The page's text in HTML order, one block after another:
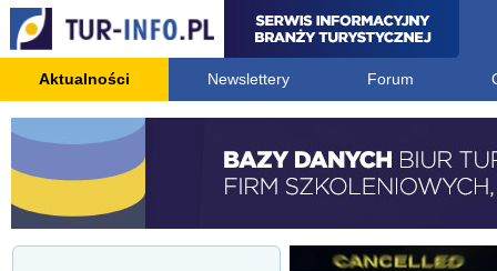
Aktualności Newslettery Forum